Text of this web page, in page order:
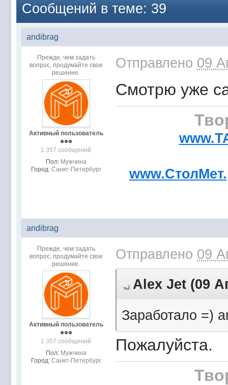
Сообщений в теме: 39
andibrag
Прежде, чем задать
вопрос, продумайте свое
решение.
Активный пользователь
1 357 сообщений
Пол: Мужчина
Город: Санкт-Петербург
Отправлено 09
Смотрю уже
andibrag
Прежде, чем задать
вопрос, продумайте свое
решение.
Активный пользователь
1 357 сообщений
Пол: Мужчина
Город: Санкт-Петербург
Отправлено 09
Аlex Jet (09
Заработало =)
Пожалуйста.